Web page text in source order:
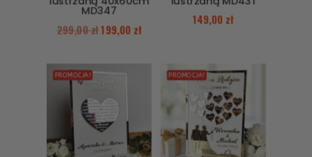
MD347
299,00 zł199,00 zł
149,00zł
PROMOCJA! PROMOCJA!